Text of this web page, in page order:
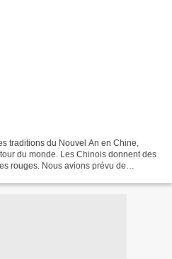
traditions du Nouvel An en Chine,
du monde. Les Chinois donnent des
rouges. Nous avions prévu de